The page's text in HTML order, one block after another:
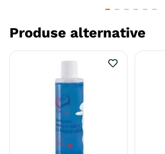
Specie Caini
Tip Produs
Produse alternative